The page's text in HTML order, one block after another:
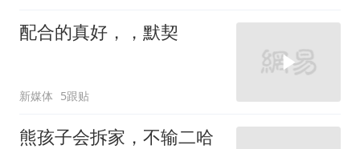
配合的真好，，默契
新媒体 5跟贴
熊孩子会拆家，不输二哈